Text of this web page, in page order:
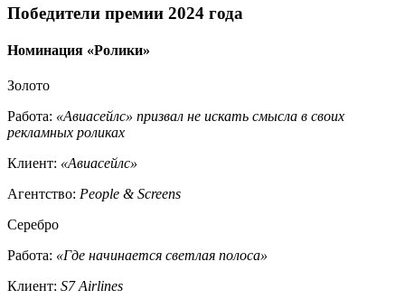
Победители премии 2024 года
Номинация «Ролики»
Золото
Работа: «Авиасейлс» призвал не искать смысла в своих
рекламных роликах
Клиент: «Авиасейлс»
Агентство: People & Screens
Серебро
Работа: «Где начинается светлая полоса»
Клиент: S7 Airlines